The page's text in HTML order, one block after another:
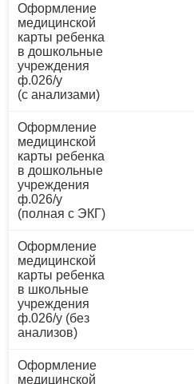
Оформление
медицинской
карты ребенка
в дошкольные
учреждения
ф.026/у
(с анализами)
Оформление
медицинской
карты ребенка
в дошкольные
учреждения
ф.026/у
(полная с ЭКГ)
Оформление
медицинской
карты ребенка
в школьные
учреждения
ф.026/у (без
анализов)
Оформление
медицинской